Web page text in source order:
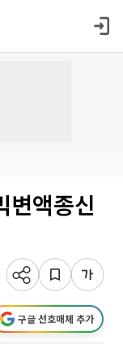
변액종신
구글 선호매체 추가